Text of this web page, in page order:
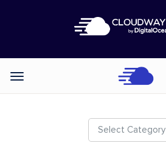
Categories
Select Category